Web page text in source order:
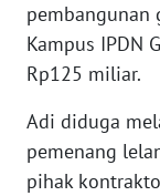
pembangunan
Kampus IPDN
Rp125 miliar.
Adi diduga
pemenang
pihak
WN
PAPUA
WN
RIAU